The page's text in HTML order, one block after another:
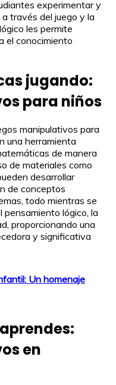
experimentar y
través del juego y la
les permite
el conocimiento
jugando:
para niños
manipulativos para
una herramienta
de manera
de materiales como
desarrollar
de conceptos
todo mientras se
lógico, la
proporcionando una
y significativa
Un homenaje
en